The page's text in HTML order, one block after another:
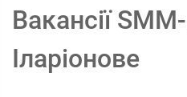
Вакансії
Іларіонове